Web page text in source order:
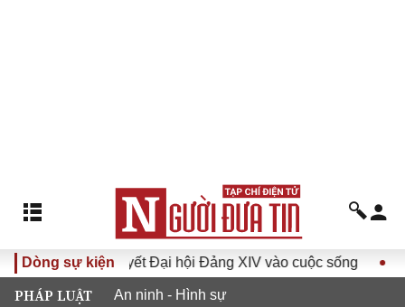
Dòng sự kiện
Nghị quyết Đại hội Đảng XIV vào cuộc sống Hướng
PHÁP LUẬT An ninh - Hình sự